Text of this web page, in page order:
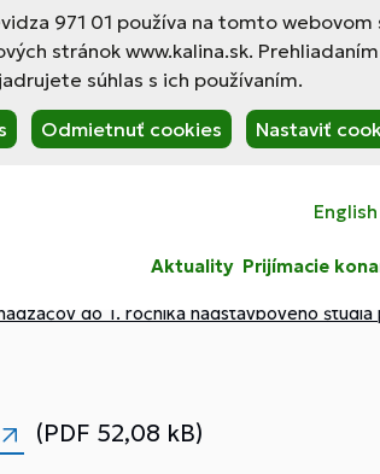
971 01 používa na tomto
stránok www.kalina.sk.
súhlas s ich používaním.
Odmietnuť cookies Nastaviť
English
Aktuality Prijímacie
do 1. ročníka nadstavbového
(PDF 52,08 kB)